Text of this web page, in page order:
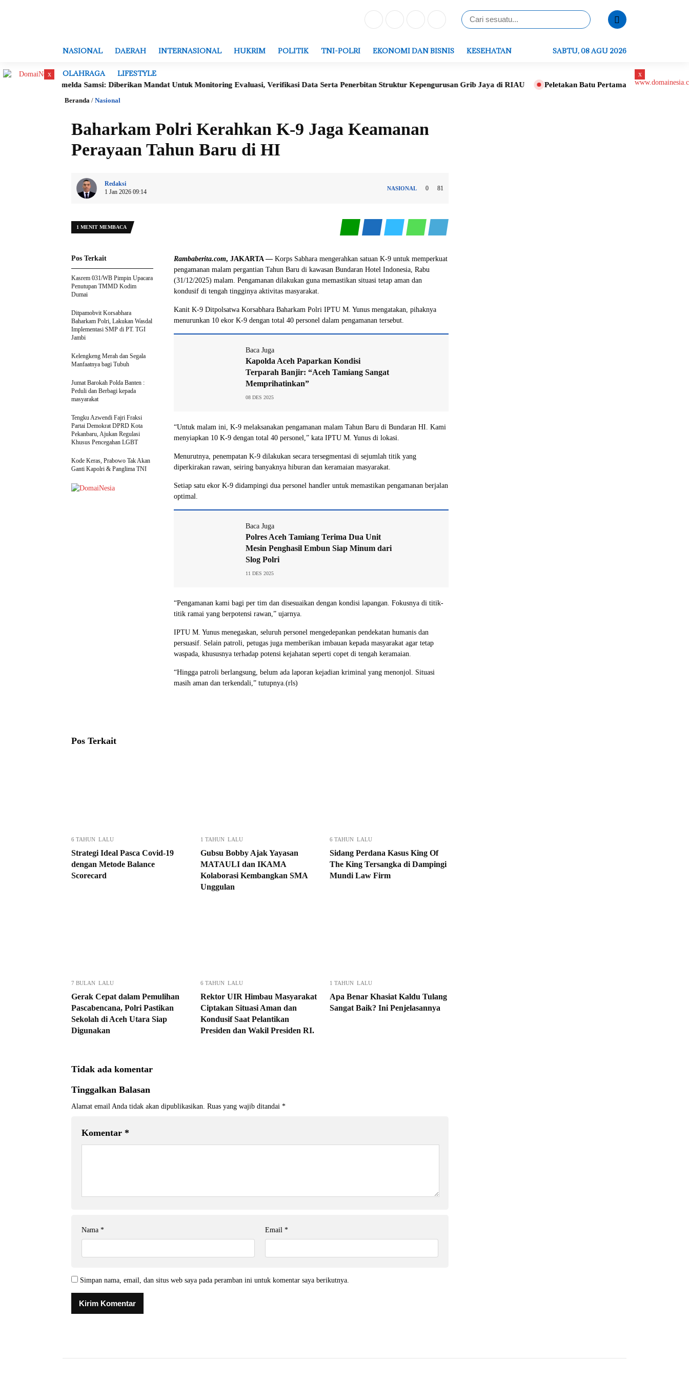
NASIONAL DAERAH INTERNASIONAL HUKRIM POLITIK TNI-POLRI EKONOMI DAN BISNIS KESEHATAN
OLAHRAGA LIFESTYLE
SABTU, 08 AGU 2026
Datin Imelda Samsi: Diberikan Mandat Untuk Monitoring Evaluasi, Verifikasi Data Serta Penerbitan Struktur Kepengurusan Grib Jaya di RIAU Peletakan Batu Pertama Gereja St. Ignatius, Tri
Beranda / Nasional
Baharkam Polri Kerahkan K-9 Jaga Keamanan
Perayaan Tahun Baru di HI
Redaksi
1 Jan 2026 09:14
NASIONAL 0 81
1 MENIT MEMBACA
Rambaberita.com, JAKARTA — Korps Sabhara mengerahkan satuan K-9 untuk memperkuat
pengamanan malam pergantian Tahun Baru di kawasan Bundaran Hotel Indonesia, Rabu
(31/12/2025) malam. Pengamanan dilakukan guna memastikan situasi tetap aman dan
kondusif di tengah tingginya aktivitas masyarakat.
Kanit K-9 Ditpolsatwa Korsabhara Baharkam Polri IPTU M. Yunus mengatakan, pihaknya
menurunkan 10 ekor K-9 dengan total 40 personel dalam pengamanan tersebut.
Baca Juga
Kapolda Aceh Paparkan Kondisi
Terparah Banjir: “Aceh Tamiang Sangat
Memprihatinkan”
08 DES 2025
“Untuk malam ini, K-9 melaksanakan pengamanan malam Tahun Baru di Bundaran HI. Kami
menyiapkan 10 K-9 dengan total 40 personel,” kata IPTU M. Yunus di lokasi.
Menurutnya, penempatan K-9 dilakukan secara tersegmentasi di sejumlah titik yang
diperkirakan rawan, seiring banyaknya hiburan dan keramaian masyarakat.
Setiap satu ekor K-9 didampingi dua personel handler untuk memastikan pengamanan berjalan
optimal.
Baca Juga
Polres Aceh Tamiang Terima Dua Unit
Mesin Penghasil Embun Siap Minum dari
Slog Polri
11 DES 2025
“Pengamanan kami bagi per tim dan disesuaikan dengan kondisi lapangan. Fokusnya di titik-
titik ramai yang berpotensi rawan,” ujarnya.
IPTU M. Yunus menegaskan, seluruh personel mengedepankan pendekatan humanis dan
persuasif. Selain patroli, petugas juga memberikan imbauan kepada masyarakat agar tetap
waspada, khususnya terhadap potensi kejahatan seperti copet di tengah keramaian.
“Hingga patroli berlangsung, belum ada laporan kejadian kriminal yang menonjol. Situasi
masih aman dan terkendali,” tutupnya.(rls)
Pos Terkait
Kasrem 031/WB Pimpin Upacara
Penutupan TMMD Kodim
Dumai
Ditpamobvit Korsabhara
Baharkam Polri, Lakukan Wasdal
Implementasi SMP di PT. TGI
Jambi
Kelengkeng Merah dan Segala
Manfaatnya bagi Tubuh
Jumat Barokah Polda Banten :
Peduli dan Berbagi kepada
masyarakat
Tengku Azwendi Fajri Fraksi
Partai Demokrat DPRD Kota
Pekanbaru, Ajukan Regulasi
Khusus Pencegahan LGBT
Kode Keras, Prabowo Tak Akan
Ganti Kapolri & Panglima TNI
Pos Terkait
6 TAHUN LALU
Strategi Ideal Pasca Covid-19
dengan Metode Balance
Scorecard
1 TAHUN LALU
Gubsu Bobby Ajak Yayasan
MATAULI dan IKAMA
Kolaborasi Kembangkan SMA
Unggulan
6 TAHUN LALU
Sidang Perdana Kasus King Of
The King Tersangka di Dampingi
Mundi Law Firm
7 BULAN LALU
Gerak Cepat dalam Pemulihan
Pascabencana, Polri Pastikan
Sekolah di Aceh Utara Siap
Digunakan
6 TAHUN LALU
Rektor UIR Himbau Masyarakat
Ciptakan Situasi Aman dan
Kondusif Saat Pelantikan
Presiden dan Wakil Presiden RI.
1 TAHUN LALU
Apa Benar Khasiat Kaldu Tulang
Sangat Baik? Ini Penjelasannya
Tidak ada komentar
Tinggalkan Balasan
Alamat email Anda tidak akan dipublikasikan. Ruas yang wajib ditandai *
Komentar *
Nama * Email *
Simpan nama, email, dan situs web saya pada peramban ini untuk komentar saya berikutnya.
x x